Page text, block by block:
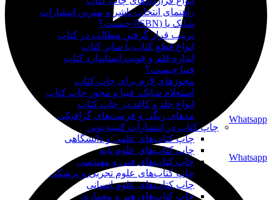
Whatsapp
Whatsapp
راهنمای انتخاب ناشر و بهترین انتشارات
شابک یا (ISBN) چیست؟
ترتیب قرار گرفتن مطالب در کتاب
انواع قطع کتاب یا سایز کتاب
اندازه قلم و فونت استاندارد کتاب
فیپا چیست؟
مجوزهای لازم برای چاپ کتاب
استعلام شابک، فیپا و مجوز چاپ کتاب
انواع جلد و کاغذ در چاپ کتاب
مدهای رنگی و فرمت‌های گرافیکی
چاپ کتاب در انتشارات کتیبه نوین
چاپ کتاب‌های علمی و دانشگاهی
چاپ کتاب‌های علوم پایه
چاپ کتاب‌های فنی و مهندسی
چاپ کتاب‌های علوم تجربی و پزشکی
چاپ کتاب‌های علوم انسانی
چاپ کتاب‌های هنر و معماری